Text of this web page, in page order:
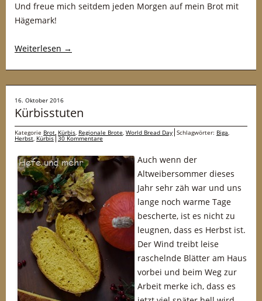
Und freue mich seitdem jeden Morgen auf mein Brot mit
Hägemark!
Weiterlesen →
16. Oktober 2016
Kürbisstuten
Kategorie Brot, Kürbis, Regionale Brote, World Bread Day Schlagwörter: Biga,
Herbst, Kürbis 30 Kommentare
Auch wenn der
Altweibersommer dieses
Jahr sehr zäh war und uns
lange noch warme Tage
bescherte, ist es nicht zu
leugnen, dass es Herbst ist.
Der Wind treibt leise
raschelnde Blätter am Haus
vorbei und beim Weg zur
Arbeit merke ich, dass es